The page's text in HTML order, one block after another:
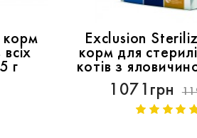
корм
г
Exclusion
корм для
котів з
1071грн